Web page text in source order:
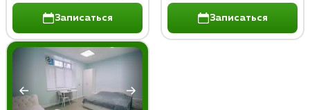
Записаться Записаться